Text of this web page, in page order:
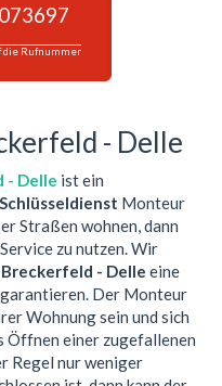
die Rufnummer
- Delle
- Delle ist ein
Schlüsseldienst Monteur
Straßen wohnen, dann
zu nutzen. Wir
Breckerfeld - Delle eine
Der Monteur
Wohnung sein und sich
Öffnen einer zugefallenen
Regel nur weniger